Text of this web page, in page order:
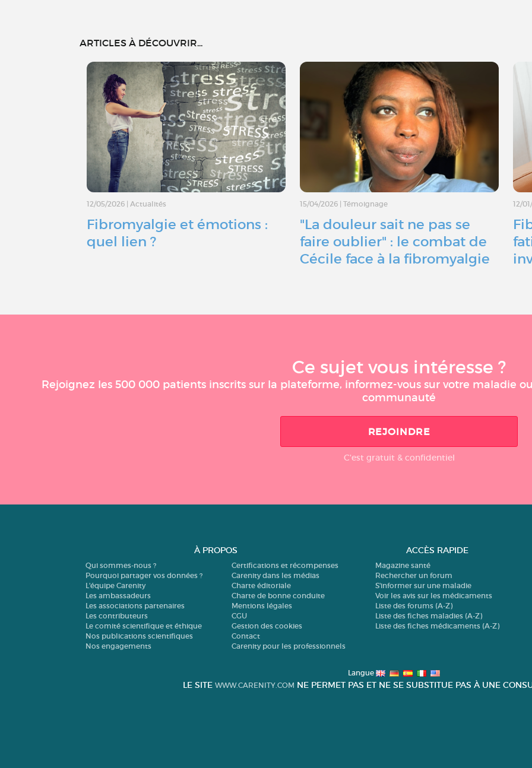
ARTICLES À DÉCOUVRIR...
12/05/2026 |Actualités
Fibromyalgie et émotions :
quel lien ?
15/04/2026 |Témoignage
"La douleur sait ne pas se
faire oublier" : le combat de
Cécile face à la fibromyalgie
12/
Ce sujet vous intéresse ?
Rejoignez les 500 000 patients inscrits sur la plateforme, informez-vous sur votre maladie
communauté
REJOINDRE
C'est gratuit & confidentiel
À PROPOS
Qui sommes-nous ?
Pourquoi partager vos données ?
L'équipe Carenity
Les ambassadeurs
Les associations partenaires
Les contributeurs
Le comité scientifique et éthique
Nos publications scientifiques
Nos engagements
Certifications et récompenses
Carenity dans les médias
Charte éditoriale
Charte de bonne conduite
Mentions légales
CGU
Gestion des cookies
Contact
Carenity pour les professionnels
ACCÈS RAPIDE
Magazine santé
Rechercher un forum
S'informer sur une maladie
Voir les avis sur les médicaments
Liste des forums (A-Z)
Liste des fiches maladies (A-Z)
Liste des fiches médicaments (A-Z)
Langue
LE SITE WWW.CARENITY.COM NE PERMET PAS ET NE SE SUBSTITUE PAS À UNE